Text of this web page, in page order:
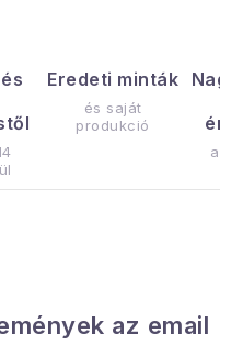
Eredeti minták
és saját
produkció
az email